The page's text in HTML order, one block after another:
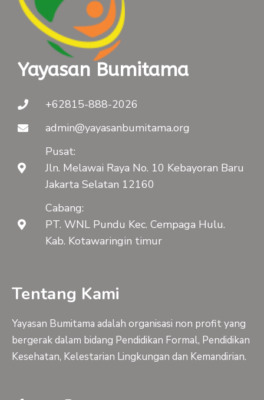
Yayasan Bumitama
+62815-888-2026
admin@yayasanbumitama.org
Pusat:
Jln. Melawai Raya No. 10 Kebayoran Baru
Jakarta Selatan 12160
Cabang:
PT. WNL Pundu Kec. Cempaga Hulu.
Kab. Kotawaringin timur
Tentang Kami
Yayasan Bumitama adalah organisasi non profit yang
bergerak dalam bidang Pendidikan Formal, Pendidikan
Kesehatan, Kelestarian Lingkungan dan Kemandirian.